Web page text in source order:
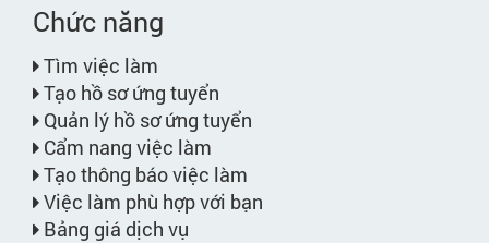
Chức năng
Tìm việc làm
Tạo hồ sơ ứng tuyển
Quản lý hồ sơ ứng tuyển
Cẩm nang việc làm
Tạo thông báo việc làm
Việc làm phù hợp với bạn
Bảng giá dịch vụ